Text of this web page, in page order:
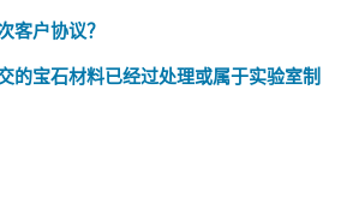
客户协议？
的宝石材料已经过处理或属于实验室制